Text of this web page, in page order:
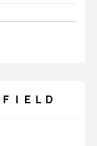
ＩＥＬＤ